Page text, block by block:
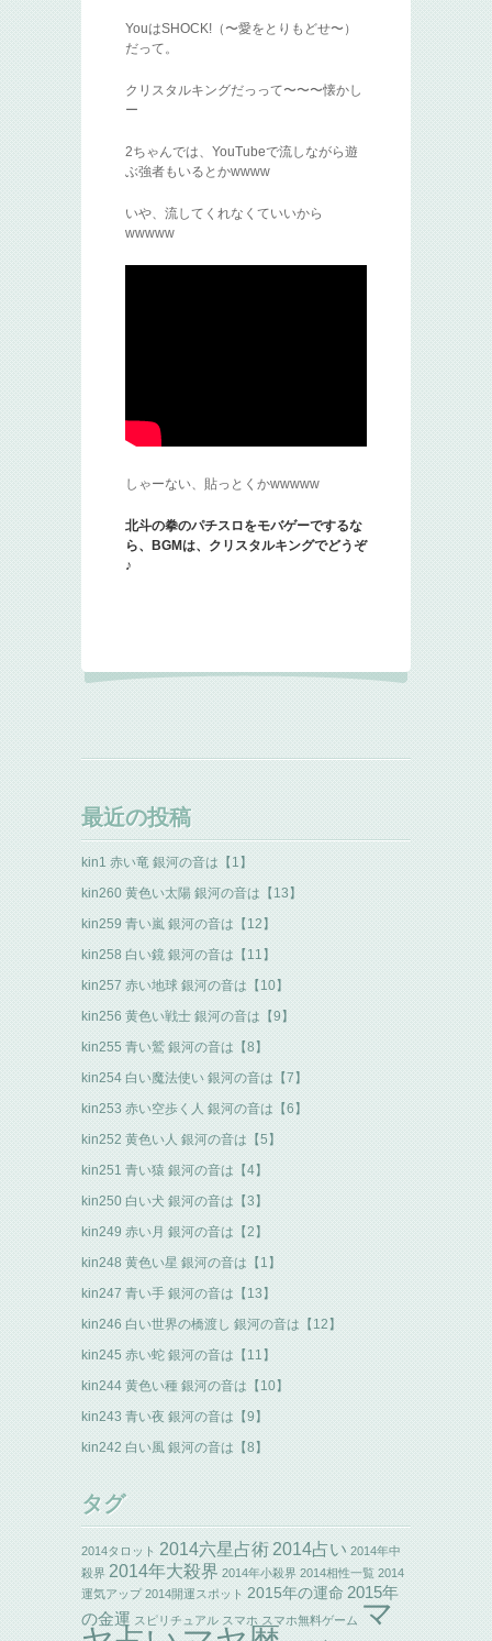
YouはSHOCK!（〜愛をとりもどせ〜）
だって。
クリスタルキングだっって〜〜〜懐かし
ー
2ちゃんでは、YouTubeで流しながら遊
ぶ強者もいるとかwwww
いや、流してくれなくていいから
wwwww
しゃーない、貼っとくかwwwww
北斗の拳のパチスロをモバゲーでするな
ら、BGMは、クリスタルキングでどうぞ
♪
最近の投稿
kin1 赤い竜 銀河の音は【1】
kin260 黄色い太陽 銀河の音は【13】
kin259 青い嵐 銀河の音は【12】
kin258 白い鏡 銀河の音は【11】
kin257 赤い地球 銀河の音は【10】
kin256 黄色い戦士 銀河の音は【9】
kin255 青い鷲 銀河の音は【8】
kin254 白い魔法使い 銀河の音は【7】
kin253 赤い空歩く人 銀河の音は【6】
kin252 黄色い人 銀河の音は【5】
kin251 青い猿 銀河の音は【4】
kin250 白い犬 銀河の音は【3】
kin249 赤い月 銀河の音は【2】
kin248 黄色い星 銀河の音は【1】
kin247 青い手 銀河の音は【13】
kin246 白い世界の橋渡し 銀河の音は【12】
kin245 赤い蛇 銀河の音は【11】
kin244 黄色い種 銀河の音は【10】
kin243 青い夜 銀河の音は【9】
kin242 白い風 銀河の音は【8】
タグ
2014タロット 2014六星占術 2014占い 2014年中
殺界 2014年大殺界 2014年小殺界 2014相性一覧 2014
運気アップ 2014開運スポット 2015年の運命2015年
の金運 スピリチュアル スマホ スマホ無料ゲーム マ